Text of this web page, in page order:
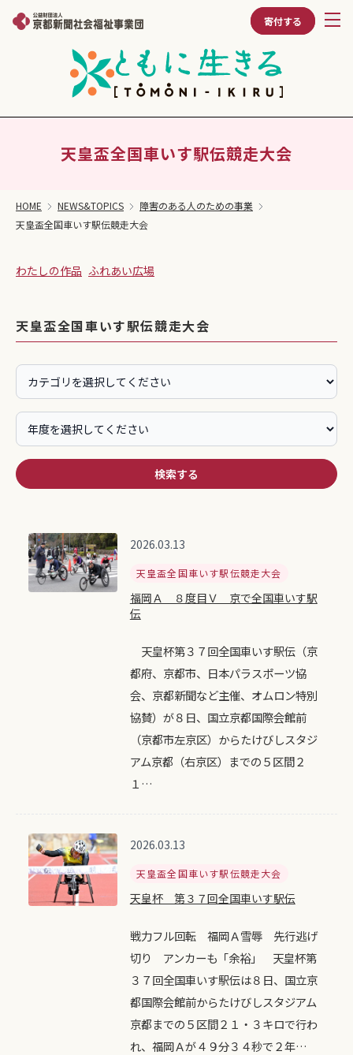
寄付する
天皇盃全国車いす駅伝競走大会
HOME NEWS&TOPICS
障害のある人のための事業
天皇盃全国車いす駅伝競走大会
わたしの作品 ふれあい広場
天皇盃全国車いす駅伝競走大会
検索する
2026.03.13
天皇盃全国車いす駅伝競走大会
福岡Ａ ８度目Ｖ 京で全国車いす駅
伝
天皇杯第３７回全国車いす駅伝（京
都府、京都市、日本パラスポーツ協
会、京都新聞など主催、オムロン特別
協賛）が８日、国立京都国際会館前
（京都市左京区）からたけびしスタジ
アム京都（右京区）までの５区間２
１…
2026.03.13
天皇盃全国車いす駅伝競走大会
天皇杯 第３７回全国車いす駅伝
戦力フル回転 福岡Ａ雪辱 先行逃げ
切り アンカーも「余裕」 天皇杯第
３７回全国車いす駅伝は８日、国立京
都国際会館前からたけびしスタジアム
京都までの５区間２１・３キロで行わ
れ、福岡Ａが４９分３４秒で２年…